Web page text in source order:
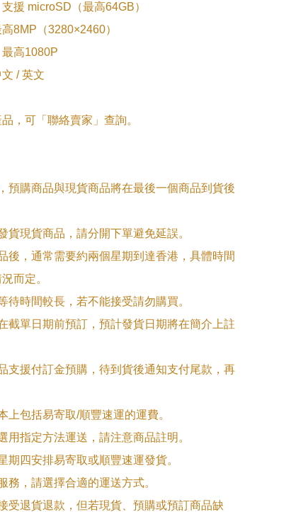
援 microSD（最高64GB）
8MP（3280×2460）
高1080P
/ 英文
，可「聯絡賣家」查詢。
預購商品與現貨商品將在最後一個商品到貨後
貨現貨商品，請分開下單避免延誤。
後，通常需要約兩個星期到達香港，具體時間
而定。
待時間較長，若不能接受請勿購買。
截單日期前預訂，預計發貨日期將在簡介上註
支援付訂金預購，待到貨後通知支付尾款，再
上包括易寄取/順豐速運的運費。
用指定方法運送，請注意商品註明。
期四安排易寄取或順豐速運發貨。
務，請選擇合適的運送方式。
受退貨退款，但若現貨、預購或預訂商品缺